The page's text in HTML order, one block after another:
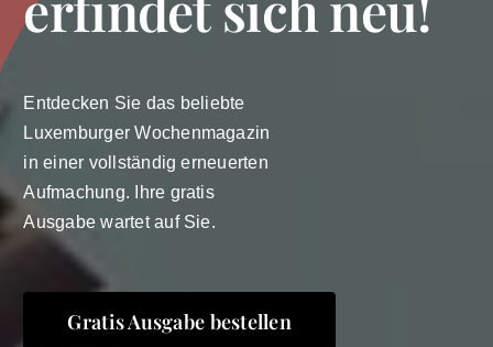
Abonnement
Entdecken Sie das beliebte
Luxemburger Wochenmagazin
in einer vollständig erneuerten
Aufmachung. Ihre gratis
Ausgabe wartet auf Sie.
Gratis Ausgabe bestellen